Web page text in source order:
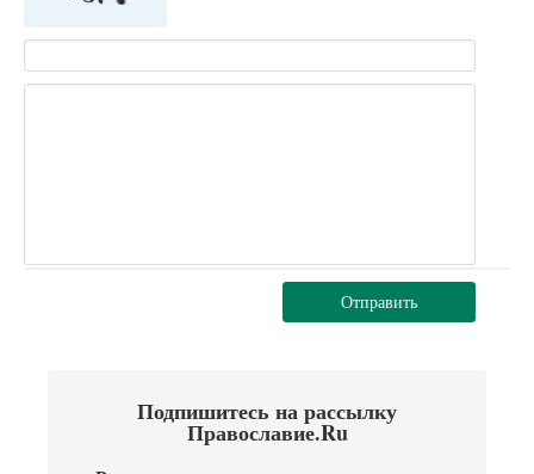
Отправить
Подпишитесь на рассылку
Православие.Ru